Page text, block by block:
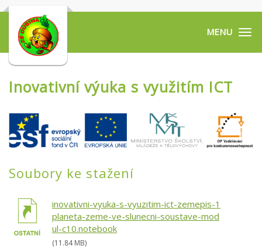
Inovativní výuka s využitím ICT
Soubory ke stažení
inovativni-vyuka-s-vyuzitim-ict-zemepis-1
planeta-zeme-ve-slunecni-soustave-mod
ul-c10.notebook
(11.84 MB)